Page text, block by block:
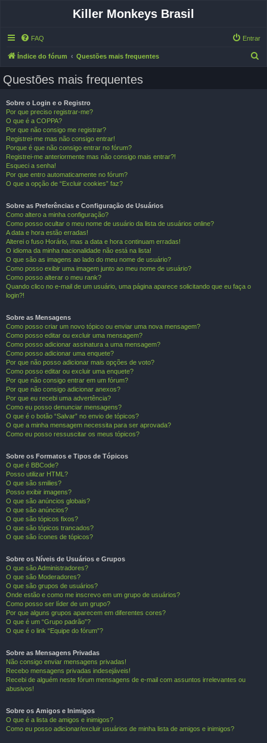
Killer Monkeys Brasil
FAQ Entrar
Índice do fórum Questões mais frequentes
Questões mais frequentes
Sobre o Login e o Registro
Por que preciso registrar-me?
O que é a COPPA?
Por que não consigo me registrar?
Registrei-me mas não consigo entrar!
Porque é que não consigo entrar no fórum?
Registrei-me anteriormente mas não consigo mais entrar?!
Esqueci a senha!
Por que entro automaticamente no fórum?
O que a opção de “Excluir cookies” faz?
Sobre as Preferências e Configuração de Usuários
Como altero a minha configuração?
Como posso ocultar o meu nome de usuário da lista de usuários online?
A data e hora estão erradas!
Alterei o fuso Horário, mas a data e hora continuam erradas!
O idioma da minha nacionalidade não está na lista!
O que são as imagens ao lado do meu nome de usuário?
Como posso exibir uma imagem junto ao meu nome de usuário?
Como posso alterar o meu rank?
Quando clico no e-mail de um usuário, uma página aparece solicitando que eu faça o
login?!
Sobre as Mensagens
Como posso criar um novo tópico ou enviar uma nova mensagem?
Como posso editar ou excluir uma mensagem?
Como posso adicionar assinatura a uma mensagem?
Como posso adicionar uma enquete?
Por que não posso adicionar mais opções de voto?
Como posso editar ou excluir uma enquete?
Por que não consigo entrar em um fórum?
Por que não consigo adicionar anexos?
Por que eu recebi uma advertência?
Como eu posso denunciar mensagens?
O que é o botão “Salvar” no envio de tópicos?
O que a minha mensagem necessita para ser aprovada?
Como eu posso ressuscitar os meus tópicos?
Sobre os Formatos e Tipos de Tópicos
O que é BBCode?
Posso utilizar HTML?
O que são smilies?
Posso exibir imagens?
O que são anúncios globais?
O que são anúncios?
O que são tópicos fixos?
O que são tópicos trancados?
O que são ícones de tópicos?
Sobre os Níveis de Usuários e Grupos
O que são Administradores?
O que são Moderadores?
O que são grupos de usuários?
Onde estão e como me inscrevo em um grupo de usuários?
Como posso ser líder de um grupo?
Por que alguns grupos aparecem em diferentes cores?
O que é um “Grupo padrão”?
O que é o link “Equipe do fórum”?
Sobre as Mensagens Privadas
Não consigo enviar mensagens privadas!
Recebo mensagens privadas indesejáveis!
Recebi de alguém neste fórum mensagens de e-mail com assuntos irrelevantes ou
abusivos!
Sobre os Amigos e Inimigos
O que é a lista de amigos e inimigos?
Como eu posso adicionar/excluir usuários de minha lista de amigos e inimigos?